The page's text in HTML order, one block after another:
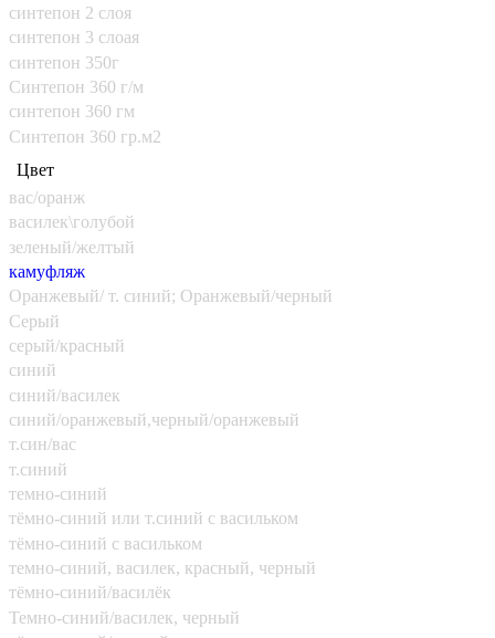
синтепон 2 слоя
синтепон 3 слоая
синтепон 350г
Синтепон 360 г/м
синтепон 360 гм
Синтепон 360 гр.м2
Цвет
вас/оранж
василек\голубой
зеленый/желтый
камуфляж
Оранжевый/ т. синий; Оранжевый/черный
Серый
серый/красный
синий
синий/василек
синий/оранжевый,черный/оранжевый
т.син/вас
т.синий
темно-синий
тёмно-синий или т.синий с васильком
тёмно-синий с васильком
темно-синий, василек, красный, черный
тёмно-синий/василёк
Темно-синий/василек, черный